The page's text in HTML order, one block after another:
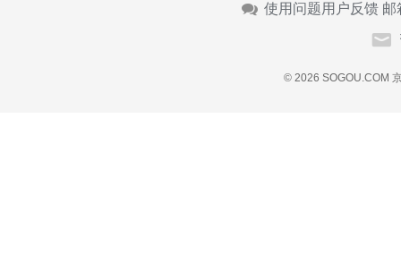
使用问题用户反馈 邮
© 2026 SOGOU.COM